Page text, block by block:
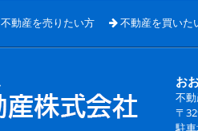
不動産を売りたい方 不動産を買いた
お
不
〒
駐